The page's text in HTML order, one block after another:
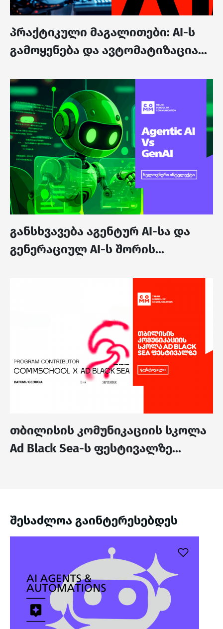
პრაქტიკული მაგალითები: AI-ს
გამოყენება და ავტომატიზაცია...
განსხვავება აგენტურ AI-სა და
გენერაციულ AI-ს შორის...
თბილისის კომუნიკაციის სკოლა
Ad Black Sea-ს ფესტივალზე...
შესაძლოა გაინტერესებდეს